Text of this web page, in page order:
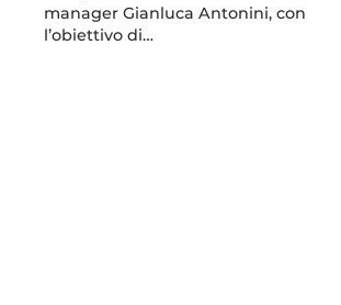
manager Gianluca Antonini, con
l’obiettivo di…